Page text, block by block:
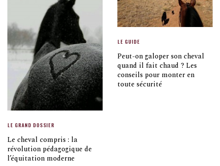
LE GRAND DOSSIER
Le cheval compris : la
révolution pédagogique de
l’équitation moderne
LE GUIDE
Peut-on galoper son cheval
quand il fait chaud ? Les
conseils pour monter en
toute sécurité